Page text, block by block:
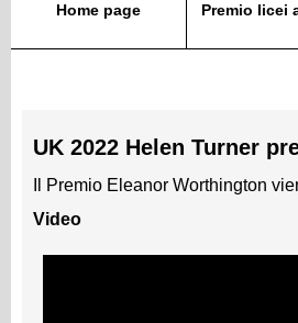
Home page Premio licei
UK 2022 Helen Turner
Il Premio Eleanor Worthington
Video